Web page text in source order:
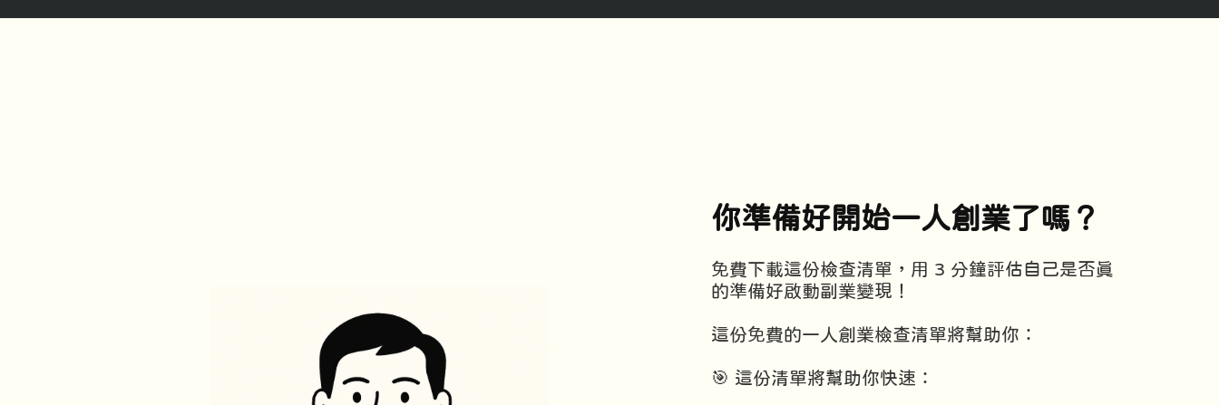
你準備好開始一人創業了嗎？
免費下載這份檢查清單，用 3 分鐘評估自己是否真
的準備好啟動副業變現！
這份免費的一人創業檢查清單將幫助你：
🎯 這份清單將幫助你快速：